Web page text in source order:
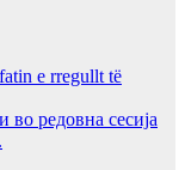
e rregullt të
редовна сесија